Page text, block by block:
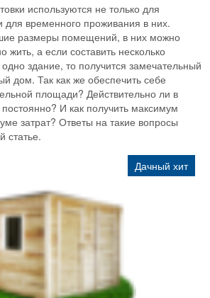
используются не только для
временного проживания в них.
размеры помещений, в них можно
жить, а если составить несколько
здание, то получится замечательный
дом. Так как же обеспечить себе
площади? Действительно ли в
И как получить максимум
затрат? Ответы на такие вопросы
статье.
Дачный хит